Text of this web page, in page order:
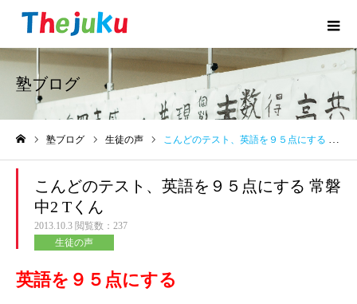
塾ブログ
塾ブログ 生徒の声 こんどのテスト、英語を９５点にする 常磐中2 Tくん
こんどのテスト、英語を９５点にする 常磐
中2 Tくん
2013.10.3 閲覧数：237
生徒の声
英語を９５点にする